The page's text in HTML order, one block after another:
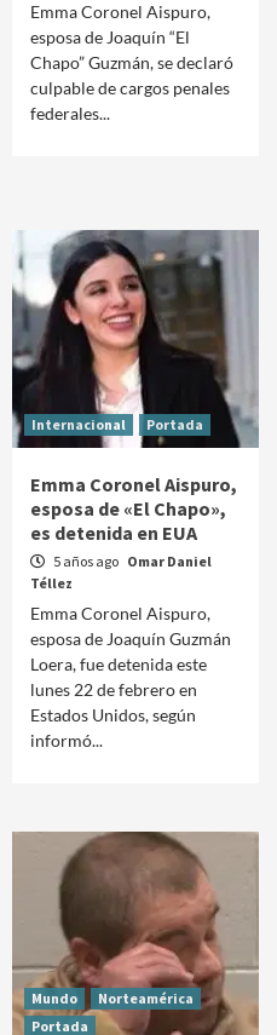
Emma Coronel Aispuro,
esposa de Joaquín “El
Chapo” Guzmán, se declaró
culpable de cargos penales
federales...
Internacional Portada
Emma Coronel Aispuro,
esposa de «El Chapo»,
es detenida en EUA
5 años ago Omar Daniel
Téllez
Emma Coronel Aispuro,
esposa de Joaquín Guzmán
Loera, fue detenida este
lunes 22 de febrero en
Estados Unidos, según
informó...
Mundo
Norteamérica
Portada